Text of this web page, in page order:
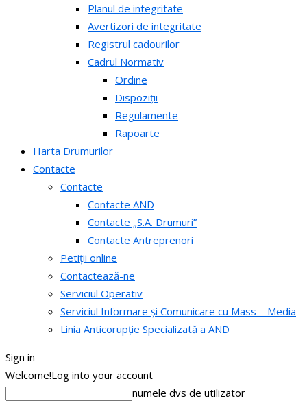
Planul de integritate
Avertizori de integritate
Registrul cadourilor
Cadrul Normativ
Ordine
Dispoziții
Regulamente
Rapoarte
Harta Drumurilor
Contacte
Contacte
Contacte AND
Contacte „S.A. Drumuri”
Contacte Antreprenori
Petiții online
Contactează-ne
Serviciul Operativ
Serviciul Informare și Comunicare cu Mass – Media
Linia Anticorupție Specializată a AND
Sign in
Welcome!Log into your account
numele dvs de utilizator